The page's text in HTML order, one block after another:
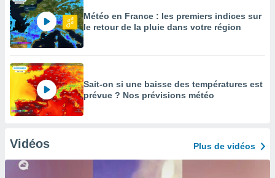
Météo en France : les premiers indices sur
le retour de la pluie dans votre région
Sait-on si une baisse des températures est
prévue ? Nos prévisions météo
Vidéos Plus de vidéos